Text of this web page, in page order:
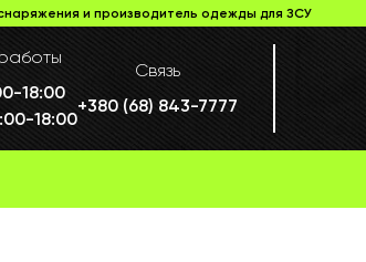
и производитель одежды для ЗСУ
18:00
18:00
Связь
+380 (68) 843-7777